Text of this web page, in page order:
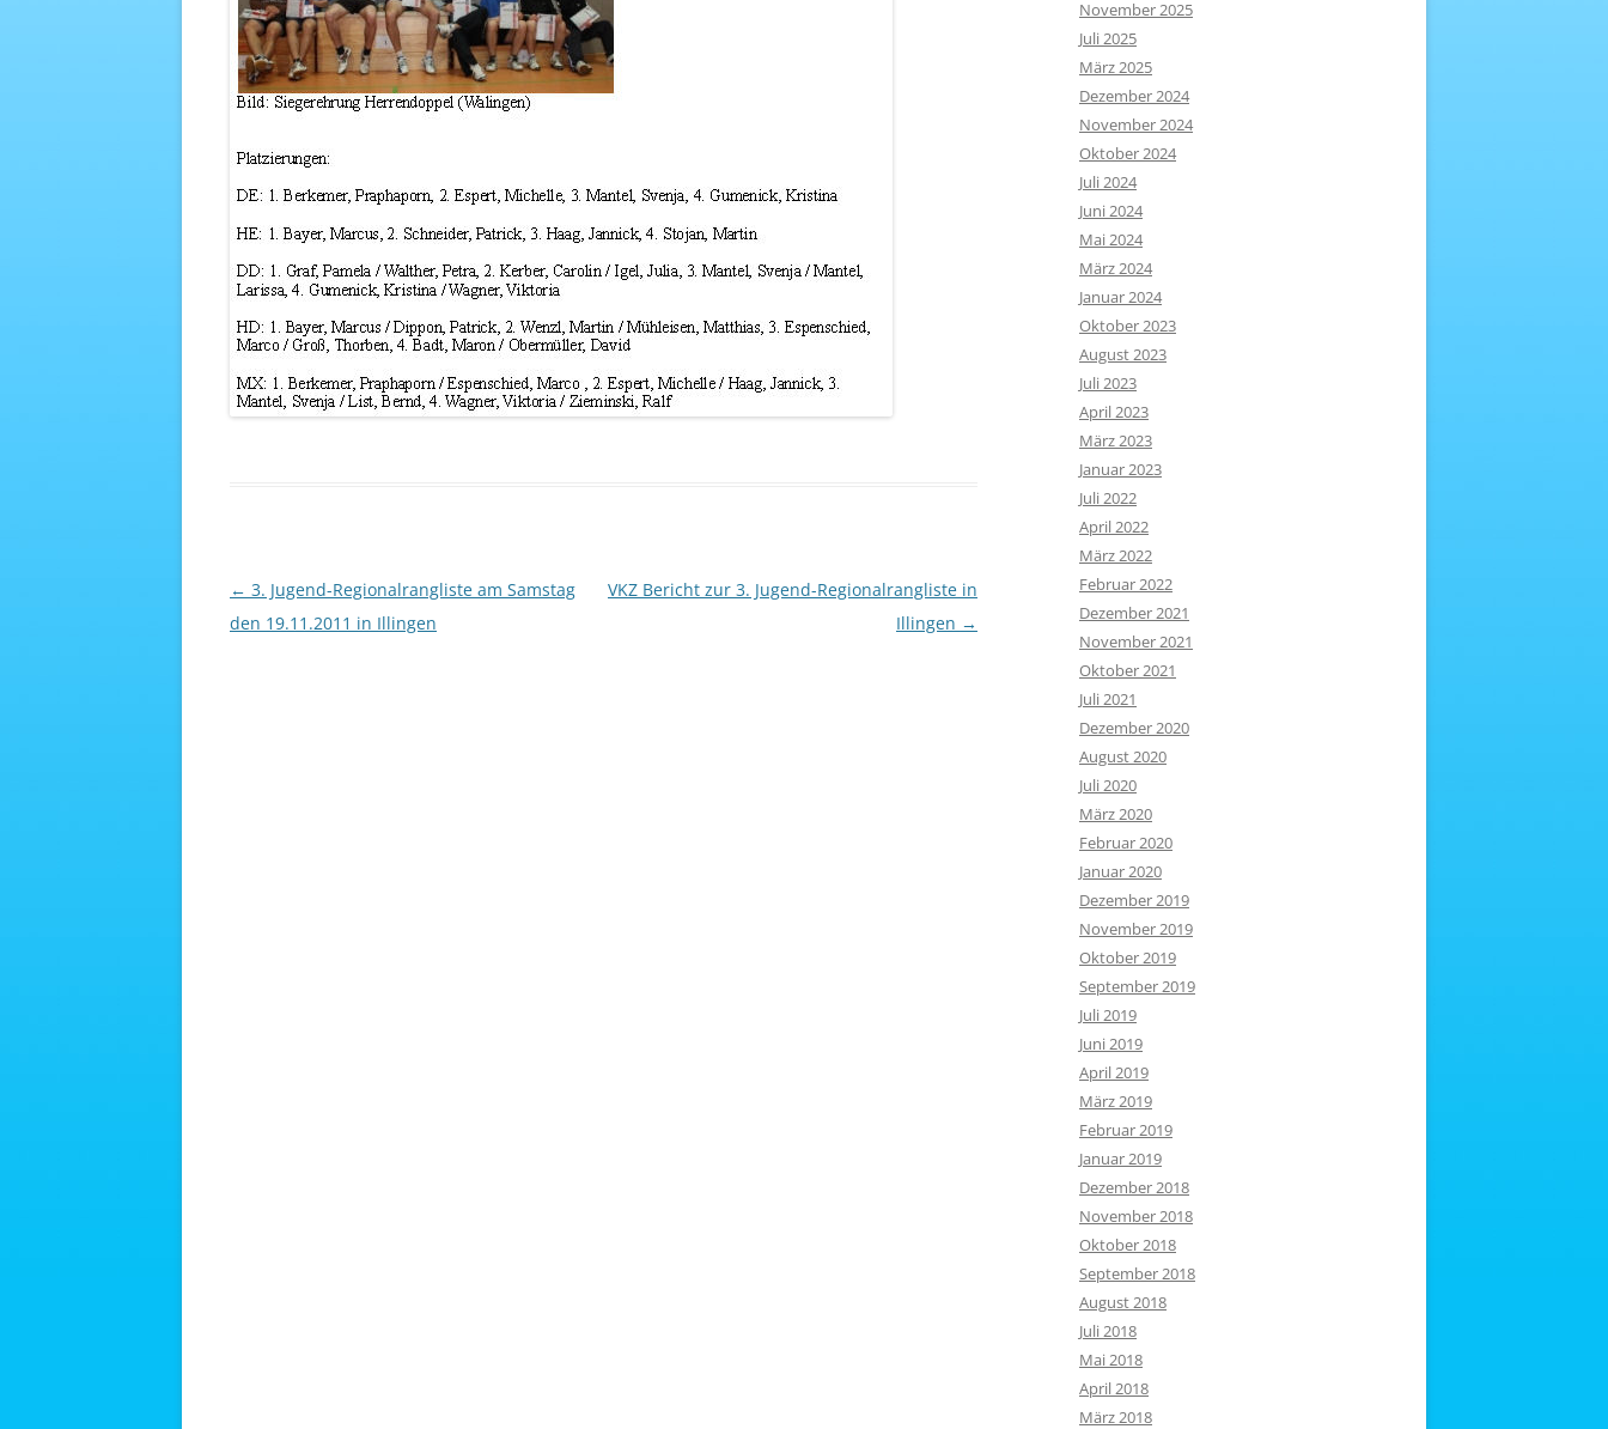
Beitragsnavigation
← 3. Jugend-Regionalrangliste am Samstag
den 19.11.2011 in Illingen
VKZ Bericht zur 3. Jugend-Regionalrangliste in
Illingen →
November 2025
Juli 2025
März 2025
Dezember 2024
November 2024
Oktober 2024
Juli 2024
Juni 2024
Mai 2024
März 2024
Januar 2024
Oktober 2023
August 2023
Juli 2023
April 2023
März 2023
Januar 2023
Juli 2022
April 2022
März 2022
Februar 2022
Dezember 2021
November 2021
Oktober 2021
Juli 2021
Dezember 2020
August 2020
Juli 2020
März 2020
Februar 2020
Januar 2020
Dezember 2019
November 2019
Oktober 2019
September 2019
Juli 2019
Juni 2019
April 2019
März 2019
Februar 2019
Januar 2019
Dezember 2018
November 2018
Oktober 2018
September 2018
August 2018
Juli 2018
Mai 2018
April 2018
März 2018